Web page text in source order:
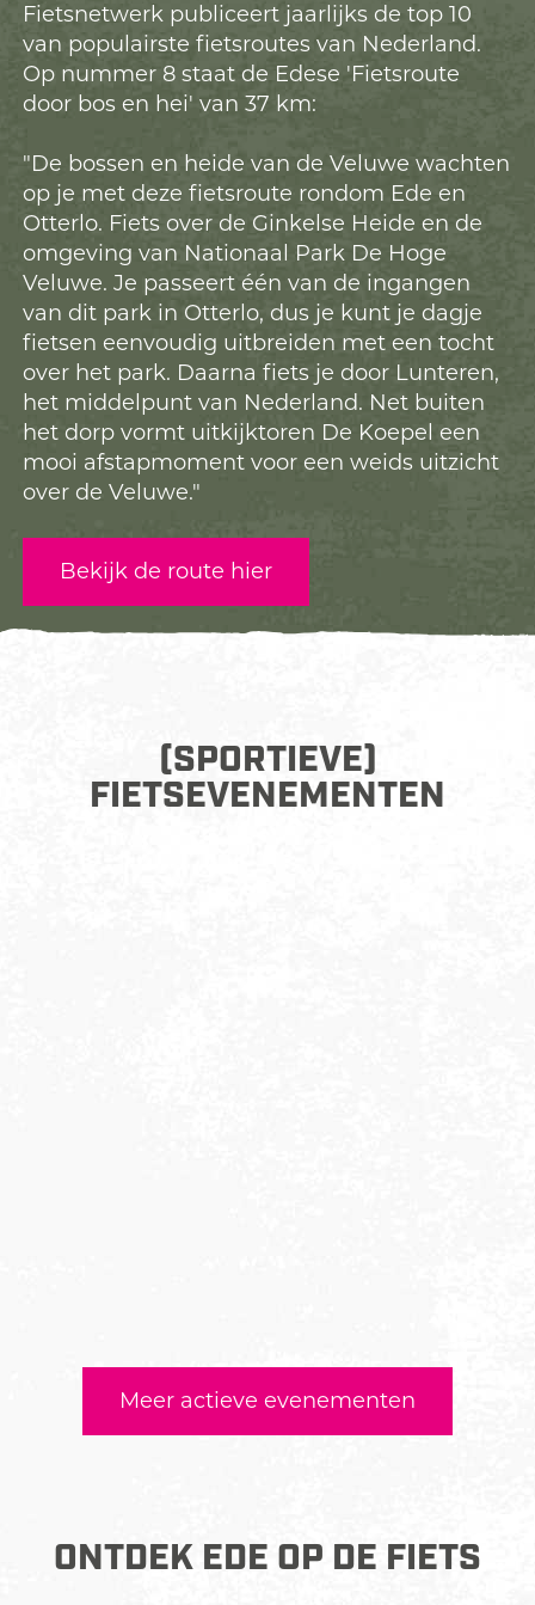
Fietsnetwerk publiceert jaarlijks de top 10
van populairste fietsroutes van Nederland.
Op nummer 8 staat de Edese 'Fietsroute
door bos en hei' van 37 km:
"De bossen en heide van de Veluwe wachten
op je met deze fietsroute rondom Ede en
Otterlo. Fiets over de Ginkelse Heide en de
omgeving van Nationaal Park De Hoge
Veluwe. Je passeert één van de ingangen
van dit park in Otterlo, dus je kunt je dagje
fietsen eenvoudig uitbreiden met een tocht
over het park. Daarna fiets je door Lunteren,
het middelpunt van Nederland. Net buiten
het dorp vormt uitkijktoren De Koepel een
mooi afstapmoment voor een weids uitzicht
over de Veluwe."
Bekijk de route hier
(SPORTIEVE)
FIETSEVENEMENTEN
Meer actieve evenementen
ONTDEK EDE OP DE FIETS